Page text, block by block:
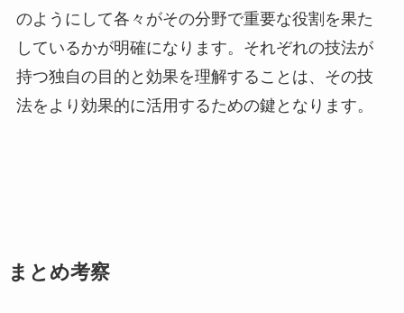
のようにして各々がその分野で重要な役割を果た
しているかが明確になります。それぞれの技法が
持つ独自の目的と効果を理解することは、その技
法をより効果的に活用するための鍵となります。
まとめ考察